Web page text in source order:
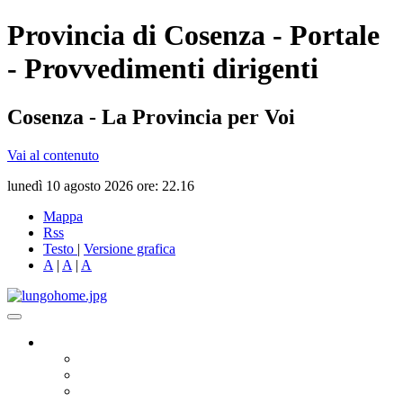
Provincia di Cosenza - Portale
- Provvedimenti dirigenti
Cosenza - La Provincia per Voi
Vai al contenuto
lunedì 10 agosto 2026 ore: 22.16
Mappa
Rss
Testo | Versione grafica
A | A | A